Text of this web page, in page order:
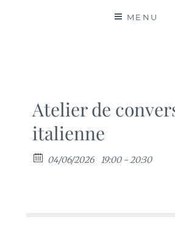
MENU
Atelier de
italienne
04/06/2026 19:00 - 20:30